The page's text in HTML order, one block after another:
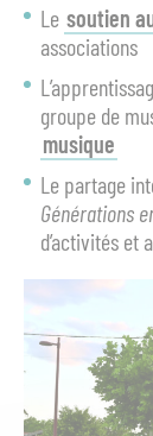
Le soutien
associations
groupe de
musique
Le partage
Générations
d’activités et